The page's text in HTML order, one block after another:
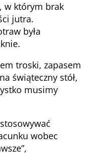
w którym brak
jutra.
była
troski, zapasem
świąteczny stół,
musimy
wobec